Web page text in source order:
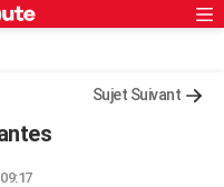
Sujet Suivant